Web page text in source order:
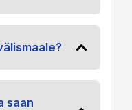
saan